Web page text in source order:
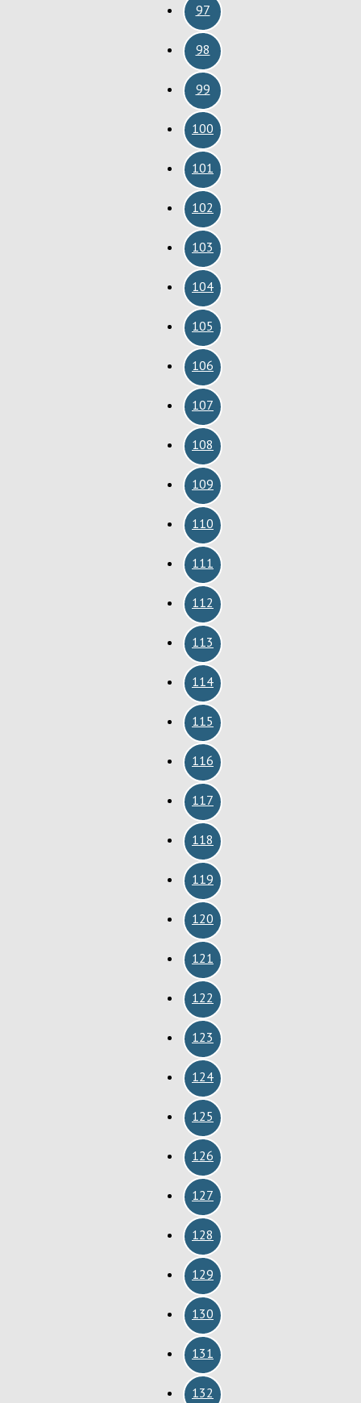
97
98
99
100
101
102
103
104
105
106
107
108
109
110
111
112
113
114
115
116
117
118
119
120
121
122
123
124
125
126
127
128
129
130
131
132